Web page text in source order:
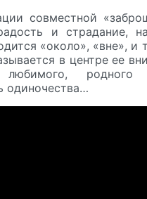
совместной
и страдание,
«около», «вне»,
в центре ее
родного
одиночества…